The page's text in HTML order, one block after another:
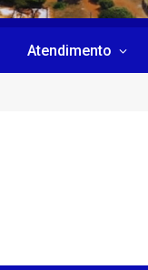
Atendimento